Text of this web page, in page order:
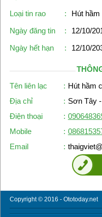
Loại tin rao
:
Hút hầm
Ngày đăng tin
:
12/10/
Ngày hết hạn
: 12/10/
Tên liên lạc
: Hút hầm
Địa chỉ
: Sơn Tây
Điện thoại
:
Mobile
:
Email
:
Copyright © 2016 - Ototoday.net